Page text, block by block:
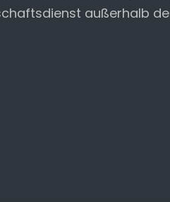
außerhalb